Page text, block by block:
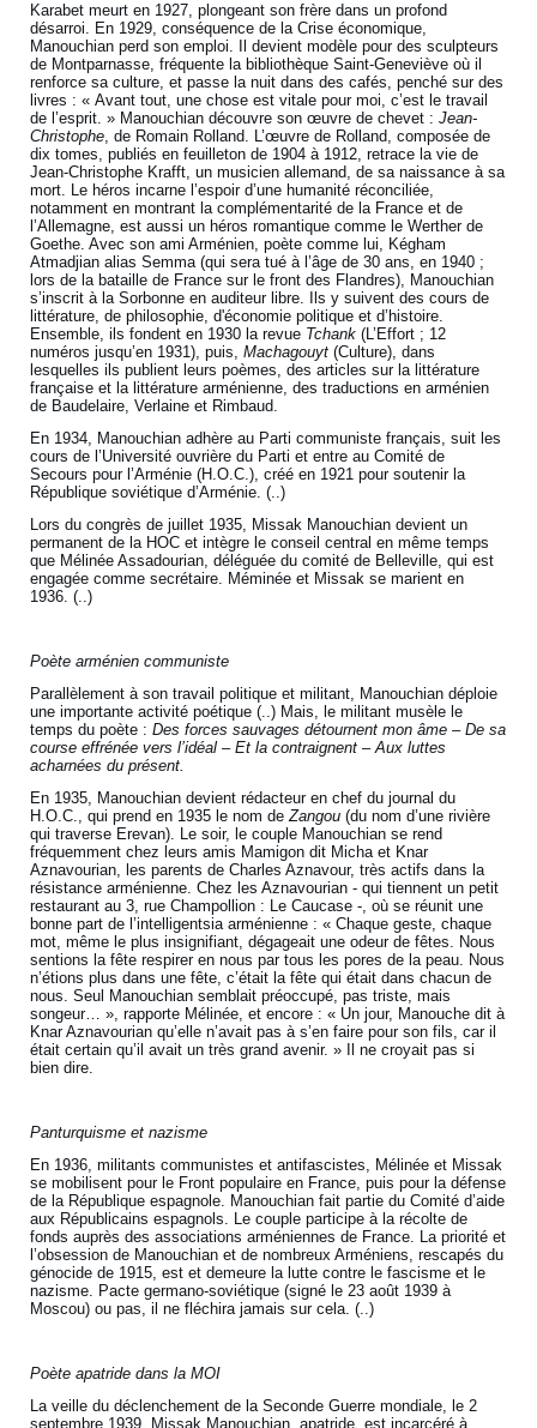
Karabet meurt en 1927, plongeant son frère dans un profond
désarroi. En 1929, conséquence de la Crise économique,
Manouchian perd son emploi. Il devient modèle pour des sculpteurs
de Montparnasse, fréquente la bibliothèque Saint-Geneviève où il
renforce sa culture, et passe la nuit dans des cafés, penché sur des
livres : « Avant tout, une chose est vitale pour moi, c’est le travail
de l’esprit. » Manouchian découvre son œuvre de chevet :Jean-
Christophe, de Romain Rolland. L’œuvre de Rolland, composée de
dix tomes, publiés en feuilleton de 1904 à 1912, retrace la vie de
Jean-Christophe Krafft, un musicien allemand, de sa naissance à sa
mort. Le héros incarne l’espoir d’une humanité réconciliée,
notamment en montrant la complémentarité de la France et de
l’Allemagne, est aussi un héros romantique comme le Werther de
Goethe. Avec son ami Arménien, poète comme lui, Kégham
Atmadjian alias Semma (qui sera tué à l’âge de 30 ans, en 1940 ;
lors de la bataille de France sur le front des Flandres), Manouchian
s’inscrit à la Sorbonne en auditeur libre. Ils y suivent des cours de
littérature, de philosophie, d'économie politique et d’histoire.
Ensemble, ils fondent en 1930 la revue Tchank (L’Effort ; 12
numéros jusqu’en 1931), puis,Machagouyt(Culture), dans
lesquelles ils publient leurs poèmes, des articles sur la littérature
française et la littérature arménienne, des traductions en arménien
de Baudelaire, Verlaine et Rimbaud.
En 1934, Manouchian adhère au Parti communiste français, suit les
cours de l’Université ouvrière du Parti et entre au Comité de
Secours pour l’Arménie (H.O.C.), créé en 1921 pour soutenir la
République soviétique d’Arménie. (..)
Lors du congrès de juillet 1935, Missak Manouchian devient un
permanent de la HOC et intègre le conseil central en même temps
que Mélinée Assadourian, déléguée du comité de Belleville, qui est
engagée comme secrétaire. Méminée et Missak se marient en
1936. (..)
Poète arménien communiste
Parallèlement à son travail politique et militant, Manouchian déploie
une importante activité poétique (..) Mais, le militant musèle le
temps du poète :Des forces sauvages détournent mon âme – De sa
course effrénée vers l’idéal – Et la contraignent – Aux luttes
acharnées du présent.
En 1935, Manouchian devient rédacteur en chef du journal du
H.O.C., qui prend en 1935 le nom deZangou (du nom d’une rivière
qui traverse Erevan). Le soir, le couple Manouchian se rend
fréquemment chez leurs amis Mamigon dit Micha et Knar
Aznavourian, les parents de Charles Aznavour, très actifs dans la
résistance arménienne. Chez les Aznavourian - qui tiennent un petit
restaurant au 3, rue Champollion : Le Caucase -, où se réunit une
bonne part de l’intelligentsia arménienne : « Chaque geste, chaque
mot, même le plus insignifiant, dégageait une odeur de fêtes. Nous
sentions la fête respirer en nous par tous les pores de la peau. Nous
n’étions plus dans une fête, c’était la fête qui était dans chacun de
nous. Seul Manouchian semblait préoccupé, pas triste, mais
songeur… », rapporte Mélinée, et encore : « Un jour, Manouche dit à
Knar Aznavourian qu’elle n’avait pas à s’en faire pour son fils, car il
était certain qu’il avait un très grand avenir. » Il ne croyait pas si
bien dire.
Panturquisme et nazisme
En 1936, militants communistes et antifascistes, Mélinée et Missak
se mobilisent pour le Front populaire en France, puis pour la défense
de la République espagnole. Manouchian fait partie du Comité d’aide
aux Républicains espagnols. Le couple participe à la récolte de
fonds auprès des associations arméniennes de France. La priorité et
l’obsession de Manouchian et de nombreux Arméniens, rescapés du
génocide de 1915, est et demeure la lutte contre le fascisme et le
nazisme. Pacte germano-soviétique (signé le 23 août 1939 à
Moscou) ou pas, il ne fléchira jamais sur cela. (..)
Poète apatride dans la MOI
La veille du déclenchement de la Seconde Guerre mondiale, le 2
septembre 1939, Missak Manouchian, apatride, est incarcéré à